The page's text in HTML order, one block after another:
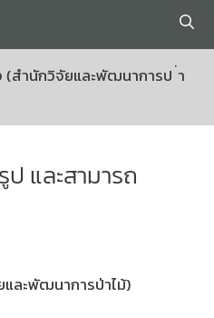
(สำนักวิจัยและพัฒนาการป ่า
และสามารถ
และพัฒนาการป่าไม้)